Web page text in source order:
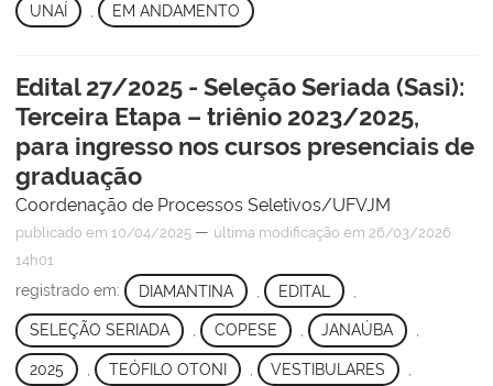
UNAÍ EM ANDAMENTO
Edital 27/2025 - Seleção Seriada (Sasi):
Terceira Etapa – triênio 2023/2025,
para ingresso nos cursos presenciais de
graduação
Coordenação de Processos Seletivos/UFVJM
publicado em 10/04/2025 — última modificação em 26/03/2026
14h01
registrado em: DIAMANTINA EDITAL
SELEÇÃO SERIADA , COPESE , JANAÚBA ,
2025 TEÓFILO OTONI VESTIBULARES